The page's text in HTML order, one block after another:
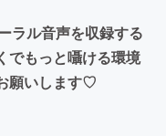
ラル音声を収録する
でもっと囁ける環境
願いします♡